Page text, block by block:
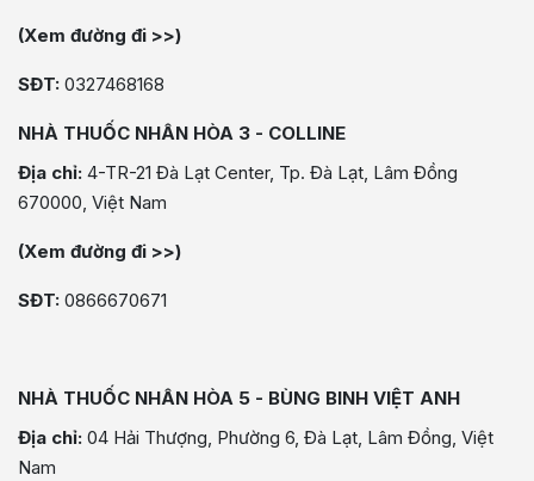
(Xem đường đi >>)
SĐT: 0327468168
NHÀ THUỐC NHÂN HÒA 3 - COLLINE
Địa chỉ: 4-TR-21 Đà Lạt Center, Tp. Đà Lạt, Lâm Đồng
670000, Việt Nam
(Xem đường đi >>)
SĐT: 0866670671
NHÀ THUỐC NHÂN HÒA 5 - BÙNG BINH VIỆT ANH
Địa chỉ: 04 Hải Thượng, Phường 6, Đà Lạt, Lâm Đồng, Việt
Nam